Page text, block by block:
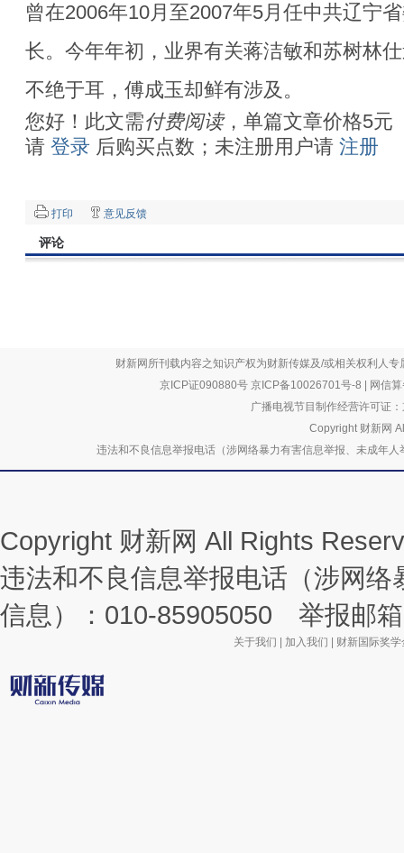
曾在2006年10月至2007年5月任中共辽宁
长。今年年初，业界有关蒋洁敏和苏树林
不绝于耳，傅成玉却鲜有涉及。
您好！此文需付费阅读，单篇文章价格5元
请 登录 后购买点数；未注册用户请 注册
打印 意见反馈
评论
财新网所刊载内容之知识产权为财新传媒及/或相关权利人
京ICP证090880号 京ICP备10026701号-8
网信
广播电视节目制作经营许可证
Copyright 财新网
违法和不良信息举报电话（涉网络暴力有害信息举报、未成
Copyright 财新网 All Rights
违法和不良信息举报电话（涉网
信息）：010-85905050 举报邮
关于我们 加入我们 财新国际奖学